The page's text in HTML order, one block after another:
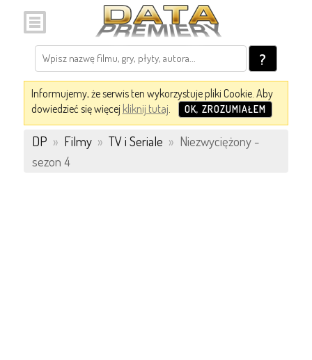
?
Informujemy, że serwis ten wykorzystuje pliki Cookie. Aby
dowiedzieć się więcej kliknij tutaj. OK, ZROZUMIAŁEM
DP » Filmy » TV i Seriale » Niezwyciężony -
sezon 4